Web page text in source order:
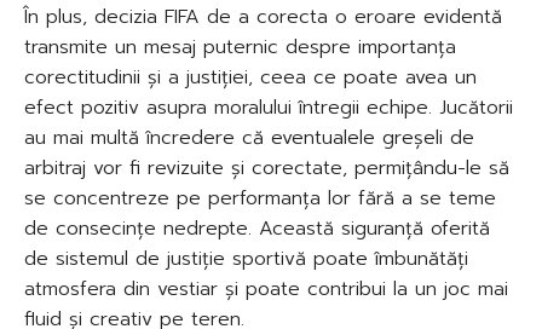
În plus, decizia FIFA de a corecta o eroare evidentă
transmite un mesaj puternic despre importanța
corectitudinii și a justiției, ceea ce poate avea un
efect pozitiv asupra moralului întregii echipe. Jucătorii
au mai multă încredere că eventualele greșeli de
arbitraj vor fi revizuite și corectate, permițându-le să
se concentreze pe performanța lor fără a se teme
de consecințe nedrepte. Această siguranță oferită
de sistemul de justiție sportivă poate îmbunătăți
atmosfera din vestiar și poate contribui la un joc mai
fluid și creativ pe teren.